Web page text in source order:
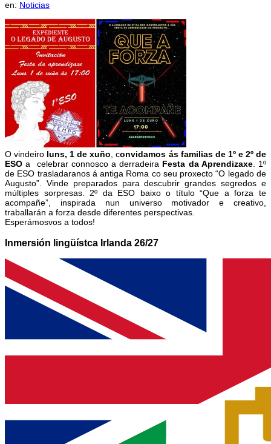
en: Noticias
O vindeiro luns, 1 de xuño , convidamos ás familias de 1º e 2º de
ESO a celebrar connosco a derradeira Festa da Aprendizaxe. 1º
de ESO trasladaranos á antiga Roma co seu proxecto “O legado de
Augusto”. Vinde preparados para descubrir grandes segredos e
múltiples sorpresas. 2º da ESO baixo o título “Que a forza te
acompañe”, inspirada nun universo motivador e creativo,
traballarán a forza desde diferentes perspectivas.
Esperámosvos a todos!
Inmersión lingüístca Irlanda 26/27